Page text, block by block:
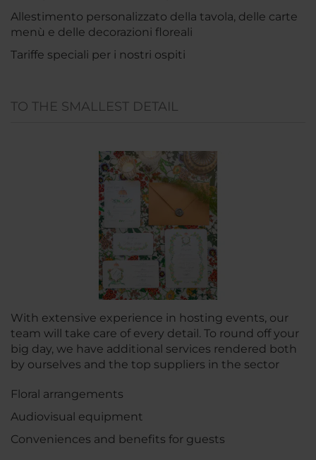
Allestimento personalizzato della tavola, delle carte
menù e delle decorazioni floreali
Tariffe speciali per i nostri ospiti
TO THE SMALLEST DETAIL
With extensive experience in hosting events, our
team will take care of every detail. To round off your
big day, we have additional services rendered both
by ourselves and the top suppliers in the sector
Floral arrangements
Audiovisual equipment
Conveniences and benefits for guests